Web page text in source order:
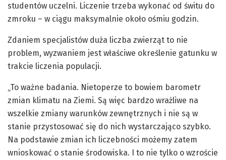
studentów uczelni. Liczenie trzeba wykonać od świtu do
zmroku – w ciągu maksymalnie około ośmiu godzin.
Zdaniem specjalistów duża liczba zwierząt to nie
problem, wyzwaniem jest właściwe określenie gatunku w
trakcie liczenia populacji.
„To ważne badania. Nietoperze to bowiem barometr
zmian klimatu na Ziemi. Są więc bardzo wrażliwe na
wszelkie zmiany warunków zewnętrznych i nie są w
stanie przystosować się do nich wystarczająco szybko.
Na podstawie zmian ich liczebności możemy zatem
wnioskować o stanie środowiska. I to nie tylko o wzroście